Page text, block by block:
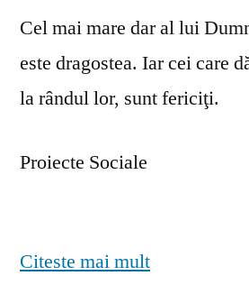
Cel mai mare dar al lui
este dragostea. Iar cei care
la rândul lor, sunt fericiţi.
Proiecte Sociale
Citeste mai mult